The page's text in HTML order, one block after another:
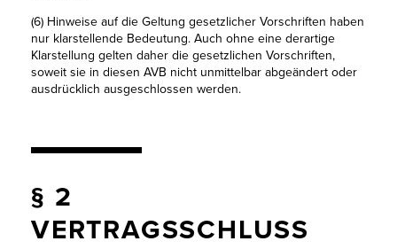
(6) Hinweise auf die Geltung gesetzlicher Vorschriften haben
nur klarstellende Bedeutung. Auch ohne eine derartige
Klarstellung gelten daher die gesetzlichen Vorschriften,
soweit sie in diesen AVB nicht unmittelbar abgeändert oder
ausdrücklich ausgeschlossen werden.
§ 2
VERTRAGSSCHLUSS